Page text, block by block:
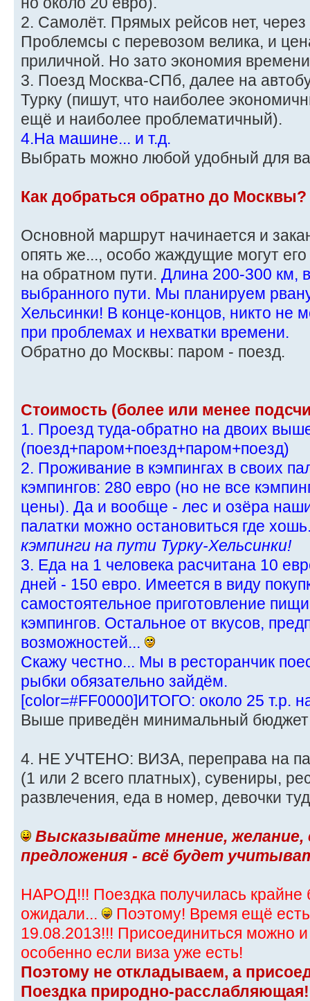
2. Самолёт. Прямых рейсов нет,
Проблемсы с перевозом велика, и
приличной. Но зато экономия
3. Поезд Москва-СПб, далее на
Турку (пишут, что наиболее
ещё и наиболее проблематичный).
4.На машине... и т.д.
Выбрать можно любой удобный для
Как добраться обратно до Москвы?
Основной маршрут начинается и
опять же..., особо жаждущие могут
на обратном пути. Длина 200-300 км,
выбранного пути. Мы планируем
Хельсинки! В конце-концов, никто не
при проблемах и нехватки времени.
Обратно до Москвы: паром - поезд.
Стоимость (более или менее
1. Проезд туда-обратно на двоих
(поезд+паром+поезд+паром+поезд)
2. Проживание в кэмпингах в своих
кэмпингов: 280 евро (но не все
цены). Да и вообще - лес и озёра
палатки можно остановиться где
кэмпинги на пути Турку-Хельсинки!
3. Еда на 1 человека расчитана 10
дней - 150 евро. Имеется в виду
самостоятельное приготовление
кэмпингов. Остальное от вкусов,
возможностей...
Скажу честно... Мы в ресторанчик
рыбки обязательно зайдём.
[color=#FF0000]ИТОГО: около 25 т.р.
Выше приведён минимальный
4. НЕ УЧТЕНО: ВИЗА, переправа на
(1 или 2 всего платных), сувениры,
развлечения, еда в номер, девочки
Высказывайте мнение, желание,
предложения - всё будет
НАРОД!!! Поездка получилась
ожидали...
Поэтому! Время ещё
19.08.2013!!! Присоединиться можно
особенно если виза уже есть!
Поэтому не откладываем, а
Поездка природно-расслабляющая!